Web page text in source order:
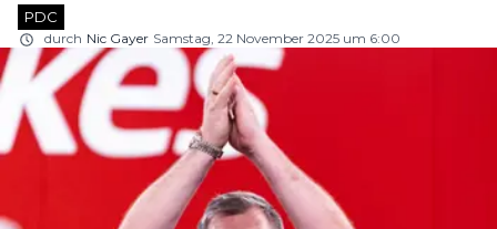
PDC
durch Nic Gayer Samstag, 22 November 2025 um 6:00